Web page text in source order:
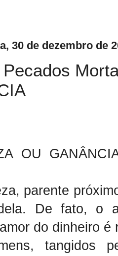
30 de dezembro de
OU
parente
De fato, o
do dinheiro
tangidos